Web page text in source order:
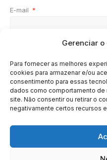
Gerenciar
Para fornecer as melhores
cookies para armazenar e/ou
consentimento para essas
dados como comportamento
site. Não consentir ou retirar o
negativamente certos recursos
E-mail *